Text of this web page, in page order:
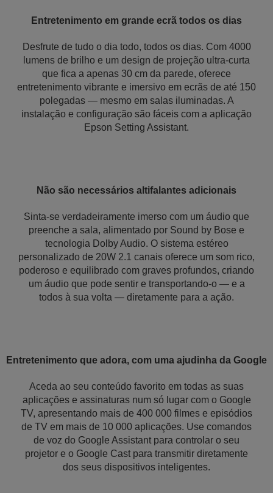
Entretenimento em grande ecrã todos os dias
Desfrute de tudo o dia todo, todos os dias. Com 4000
lumens de brilho e um design de projeção ultra-curta
que fica a apenas 30 cm da parede, oferece
entretenimento vibrante e imersivo em ecrãs de até 150
polegadas — mesmo em salas iluminadas. A
instalação e configuração são fáceis com a aplicação
Epson Setting Assistant.
Não são necessários altifalantes adicionais
Sinta-se verdadeiramente imerso com um áudio que
preenche a sala, alimentado por Sound by Bose e
tecnologia Dolby Audio. O sistema estéreo
personalizado de 20W 2.1 canais oferece um som rico,
poderoso e equilibrado com graves profundos, criando
um áudio que pode sentir e transportando-o — e a
todos à sua volta — diretamente para a ação.
Entretenimento que adora, com uma ajudinha da Google
Aceda ao seu conteúdo favorito em todas as suas
aplicações e assinaturas num só lugar com o Google
TV, apresentando mais de 400 000 filmes e episódios
de TV em mais de 10 000 aplicações. Use comandos
de voz do Google Assistant para controlar o seu
projetor e o Google Cast para transmitir diretamente
dos seus dispositivos inteligentes.